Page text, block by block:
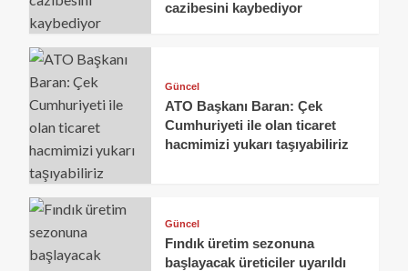
cazibesini kaybediyor
Güncel
ATO Başkanı Baran: Çek
Cumhuriyeti ile olan ticaret
hacmimizi yukarı taşıyabiliriz
Güncel
Fındık üretim sezonuna
başlayacak üreticiler uyarıldı